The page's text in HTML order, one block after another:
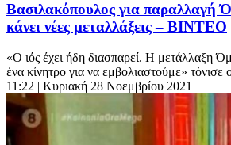
Βασιλακόπουλος για παραλλαγή
κάνει νέες μεταλλάξεις – ΒΙΝΤΕΟ
«Ο ιός έχει ήδη διασπαρεί. Η μετάλλαξη
ένα κίνητρο για να εμβολιαστούμε»
11:22 | Κυριακή 28 Νοεμβρίου 2021